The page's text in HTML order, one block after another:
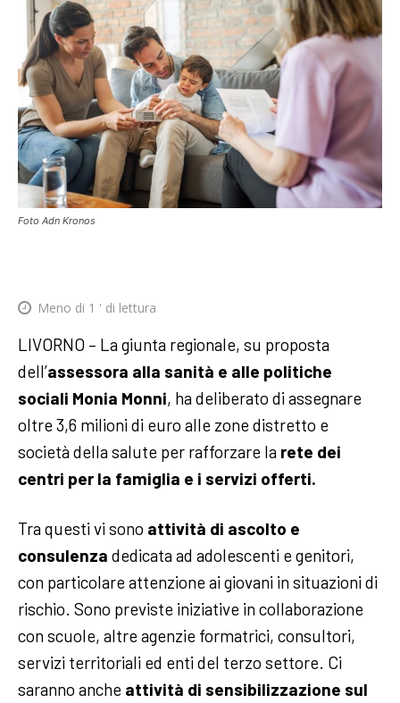
Foto Adn Kronos
Meno di 1 ' di lettura
LIVORNO – La giunta regionale, su proposta
dell’assessora alla sanità e alle politiche
sociali Monia Monni, ha deliberato di assegnare
oltre 3,6 milioni di euro alle zone distretto e
società della salute per rafforzare la rete dei
centri per la famiglia e i servizi offerti.
Tra questi vi sono attività di ascolto e
consulenza dedicata ad adolescenti e genitori,
con particolare attenzione ai giovani in situazioni di
rischio. Sono previste iniziative in collaborazione
con scuole, altre agenzie formatrici, consultori,
servizi territoriali ed enti del terzo settore. Ci
saranno anche attività di sensibilizzazione sul